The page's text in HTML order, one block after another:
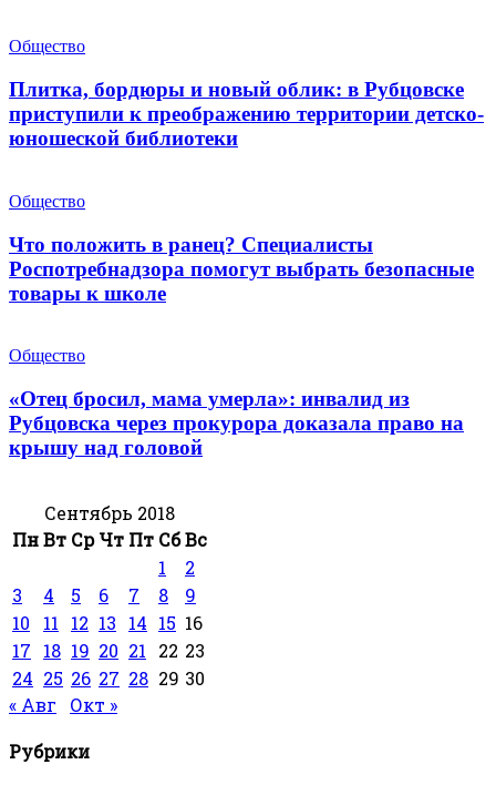
Общество
Плитка, бордюры и новый облик: в Рубцовске
приступили к преображению территории детско-
юношеской библиотеки
Общество
Что положить в ранец? Специалисты
Роспотребнадзора помогут выбрать безопасные
товары к школе
Общество
«Отец бросил, мама умерла»: инвалид из
Рубцовска через прокурора доказала право на
крышу над головой
Сентябрь 2018
ПнВт Ср Чт Пт СбВс
1
2
3
4 5 6 7 8
9
10
11 12 13 14 15 16
17
18 19 20 21 22 23
24 25 26 27 28 29 30
« Авг
Окт »
Рубрики